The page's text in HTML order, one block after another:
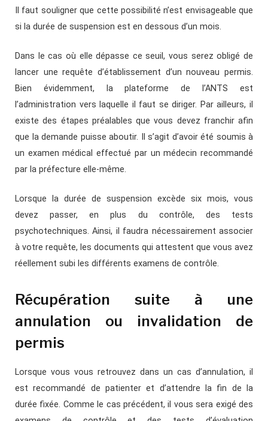
Il faut souligner que cette possibilité n’est envisageable que
si la durée de suspension est en dessous d’un mois.
Dans le cas où elle dépasse ce seuil, vous serez obligé de
lancer une requête d’établissement d’un nouveau permis.
Bien évidemment, la plateforme de l’ANTS est
l’administration vers laquelle il faut se diriger. Par ailleurs, il
existe des étapes préalables que vous devez franchir afin
que la demande puisse aboutir. Il s’agit d’avoir été soumis à
un examen médical effectué par un médecin recommandé
par la préfecture elle-même.
Lorsque la durée de suspension excède six mois, vous
devez passer, en plus du contrôle, des tests
psychotechniques. Ainsi, il faudra nécessairement associer
à votre requête, les documents qui attestent que vous avez
réellement subi les différents examens de contrôle.
Récupération suite à une
annulation ou invalidation de
permis
Lorsque vous vous retrouvez dans un cas d’annulation, il
est recommandé de patienter et d’attendre la fin de la
durée fixée. Comme le cas précédent, il vous sera exigé des